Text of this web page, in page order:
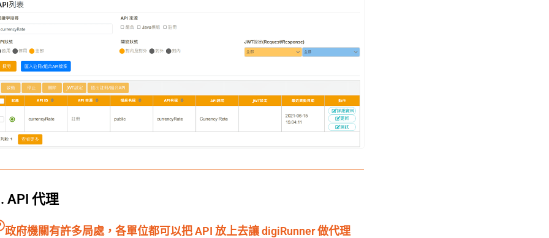
API 代理
政府機關有許多局處，各單位都可以把 API 放上去讓 digiRunner 做代理